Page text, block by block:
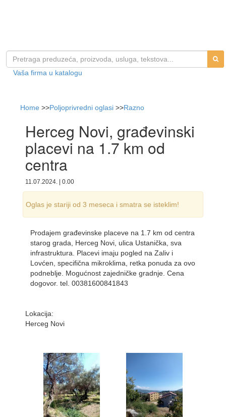
Vaša firma u katalogu
Home >>Poljoprivredni oglasi >>Razno
Herceg Novi, građevinski
placevi na 1.7 km od
centra
11.07.2024. | 0.00
Oglas je stariji od 3 meseca i smatra se isteklim!
Prodajem građevinske placeve na 1.7 km od centra
starog grada, Herceg Novi, ulica Ustanička, sva
infrastruktura. Placevi imaju pogled na Zaliv i
Lovćen, specifična mikroklima, retka ponuda za ovo
podneblje. Mogućnost zajedničke gradnje. Cena
dogovor. tel. 00381600841843
Lokacija:
Herceg Novi